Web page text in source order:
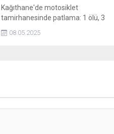
Kağıthane'de motosiklet
tamirhanesinde patlama: 1 ölü, 3
mahsur kaldı, hayatını
08.05.2025